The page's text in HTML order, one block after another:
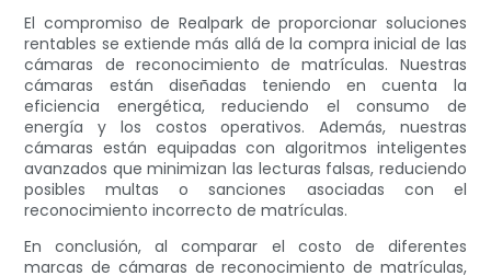
El compromiso de Realpark de proporcionar soluciones
rentables se extiende más allá de la compra inicial de las
cámaras de reconocimiento de matrículas. Nuestras
cámaras están diseñadas teniendo en cuenta la
eficiencia energética, reduciendo el consumo de
energía y los costos operativos. Además, nuestras
cámaras están equipadas con algoritmos inteligentes
avanzados que minimizan las lecturas falsas, reduciendo
posibles multas o sanciones asociadas con el
reconocimiento incorrecto de matrículas.
En conclusión, al comparar el costo de diferentes
marcas de cámaras de reconocimiento de matrículas,